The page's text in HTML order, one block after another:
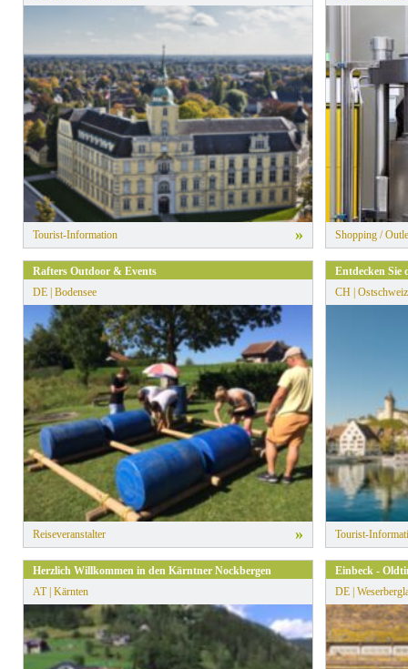
Tourist-Information » Shopping /
Rafters Outdoor & Events
DE | Bodensee
Reiseveranstalter »
Entdecken Sie
CH | Ostschweiz
Tourist-
Herzlich Willkommen in den Kärntner Nockbergen
AT | Kärnten
Einbeck -
DE |